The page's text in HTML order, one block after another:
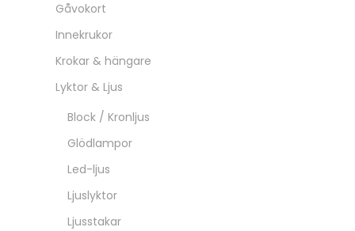
Gåvokort
Innekrukor
Krokar & hängare
Lyktor & Ljus
Block / Kronljus
Glödlampor
Led-ljus
Ljuslyktor
Ljusstakar